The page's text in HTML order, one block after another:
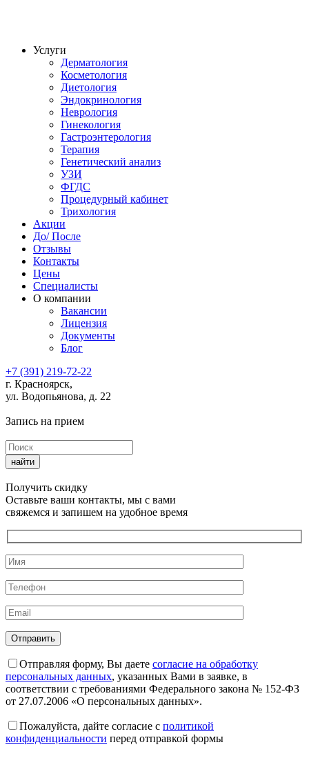
Услуги
Дерматология
Косметология
Диетология
Эндокринология
Неврология
Гинекология
Гастроэнтерология
Терапия
Генетический анализ
УЗИ
ФГДС
Процедурный кабинет
Трихология
Акции
До/ После
Отзывы
Контакты
Цены
Специалисты
О компании
Вакансии
Лицензия
Документы
Блог
+7 (391) 219-72-22
г. Красноярск,
ул. Водопьянова, д. 22
Запись на прием
Получить скидку
Оставьте ваши контакты, мы с вами
свяжемся и запишем на удобное время
Отправляя форму, Вы даете согласие на обработку
персональных данных, указанных Вами в заявке, в
соответствии с требованиями Федерального закона № 152-ФЗ
от 27.07.2006 «О персональных данных».
Пожалуйста, дайте согласие c политикой
конфиденциальности перед отправкой формы